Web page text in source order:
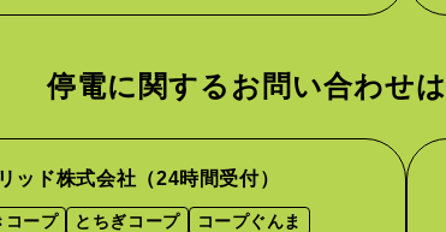
停電に関するお問い合わせは
ッド株式会社 （24時間受付）
コープ とちぎコープ コープぐんま